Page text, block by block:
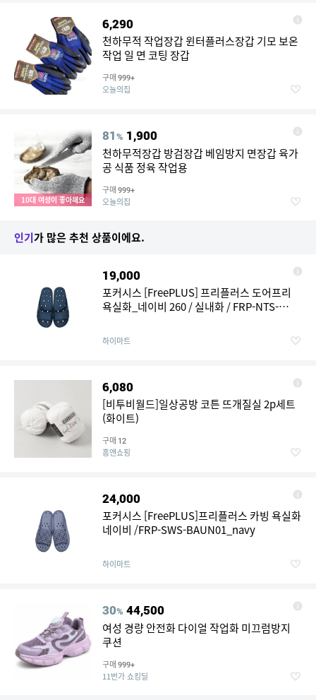
6,290
천하무적 작업장갑 윈터플러스장갑 기모 보온
작업 일 면 코팅 장갑
구매 999+
오늘의집
10대 여성이 좋아해요
81% 1,900
천하무적장갑 방검장갑 베임방지 면장갑 육가
공 식품 정육 작업용
구매 999+
오늘의집
인기가 많은 추천 상품이에요.
19,000
포커시스 [FreePLUS] 프리플러스 도어프리
욕실화_네이비 260 / 실내화 / FRP-NTS-
하이마트
6,080
[비투비월드]일상공방 코튼 뜨개질실 2p세트
(화이트)
구매 12
홈앤쇼핑
24,000
포커시스 [FreePLUS]프리플러스 카빙 욕실화
네이비 /FRP-SWS-BAUN01_navy
하이마트
30% 44,500
여성 경량 안전화 다이얼 작업화 미끄럼방지
쿠션
구매 999+
11번가 쇼킹딜